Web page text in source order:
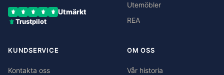
Utmärkt
Trustpilot
Utemöbler
REA
KUNDSERVICE
Kontakta oss
OM OSS
Vår historia